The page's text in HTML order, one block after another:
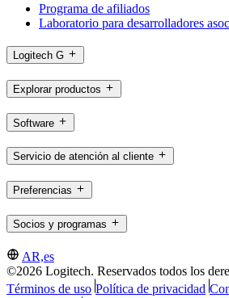
Programa de afiliados
Laboratorio para desarrolladores
Logitech G
Explorar productos
Software
Servicio de atención al cliente
Preferencias
Socios y programas
AR,es
©2026 Logitech. Reservados todos los
Términos de uso Política de privacidad